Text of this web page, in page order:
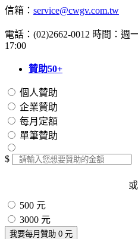
信箱： service@cwgv.com.tw
電話：(02)2662-0012 時間：週
17:00
贊助50+
個人贊助
企業贊助
每月定額
單筆贊助
$
或
500 元
3000 元
我要每月贊助 0 元